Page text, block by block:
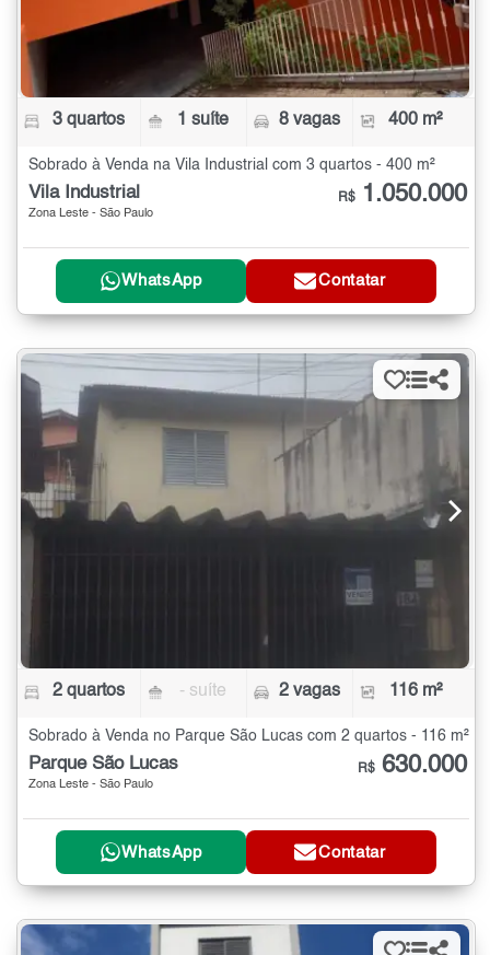
3 quartos 1 suíte 8 vagas 400 m²
Sobrado à Venda na Vila Industrial com 3 quartos - 400 m²
Vila Industrial
Zona Leste - São Paulo
R$ 1.050.000
WhatsApp Contatar
2 quartos - suíte 2 vagas 116 m²
Sobrado à Venda no Parque São Lucas com 2 quartos - 116 m²
Parque São Lucas
Zona Leste - São Paulo
R$ 630.000
WhatsApp Contatar